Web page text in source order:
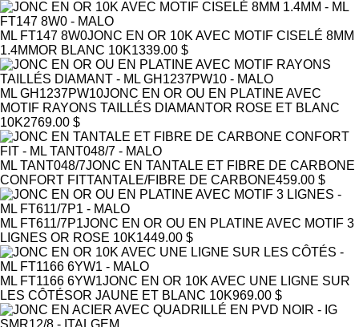
ML FT147 8W0JONC EN OR 10K AVEC MOTIF CISELÉ 8MM
1.4MMOR BLANC 10K1339.00 $
ML GH1237PW10JONC EN OR OU EN PLATINE AVEC
MOTIF RAYONS TAILLÉS DIAMANTOR ROSE ET BLANC
10K2769.00 $
ML TANT048/7JONC EN TANTALE ET FIBRE DE CARBONE
CONFORT FITTANTALE/FIBRE DE CARBONE459.00 $
ML FT611/7P1JONC EN OR OU EN PLATINE AVEC MOTIF 3
LIGNES OR ROSE 10K1449.00 $
ML FT1166 6YW1JONC EN OR 10K AVEC UNE LIGNE SUR
LES CÔTÉSOR JAUNE ET BLANC 10K969.00 $